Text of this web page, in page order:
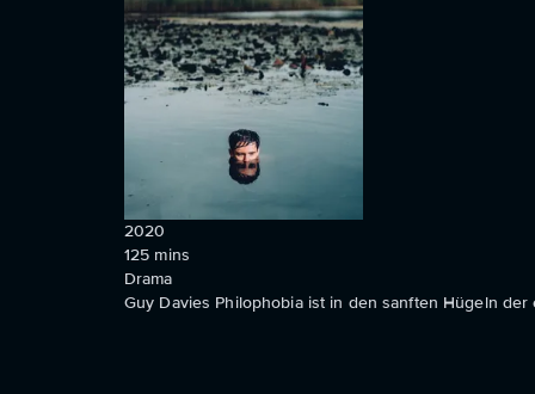
2020
125 mins
Drama
Guy Davies Philophobia ist in den sanften Hügeln